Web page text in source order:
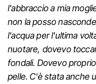
l'abbraccio a mia
non la posso
l'acqua per l'ultima
nuotare, dovevo
fondali. Dovevo
pelle. C'è stata anche